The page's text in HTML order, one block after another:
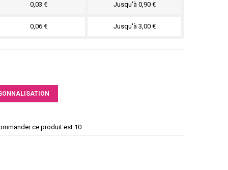
0,03 € Jusqu'à 0,90 €
0,06 € Jusqu'à 3,00 €
ce produit est 10.